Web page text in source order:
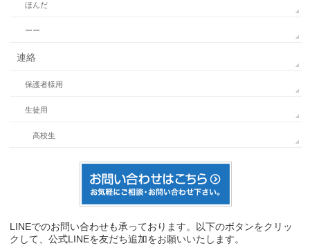
ほんだ
ーー
連絡
保護者様用
生徒用
高校生
LINEでのお問い合わせも承っております。以下のボタンをクリッ
クして、公式LINEを友だち追加をお願いいたします。